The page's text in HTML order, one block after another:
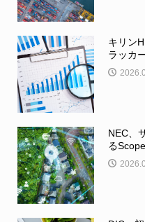
キリン
ラッカ
NEC、
る